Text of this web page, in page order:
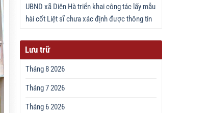
UBND xã Diên Hà triển khai công tác lấy mẫu
hài cốt Liệt sĩ chưa xác định được thông tin
Lưu trữ
Tháng 8 2026
Tháng 7 2026
Tháng 6 2026